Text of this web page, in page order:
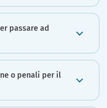
passare ad
o penali per il